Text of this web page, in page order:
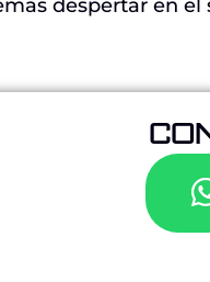
despertar en